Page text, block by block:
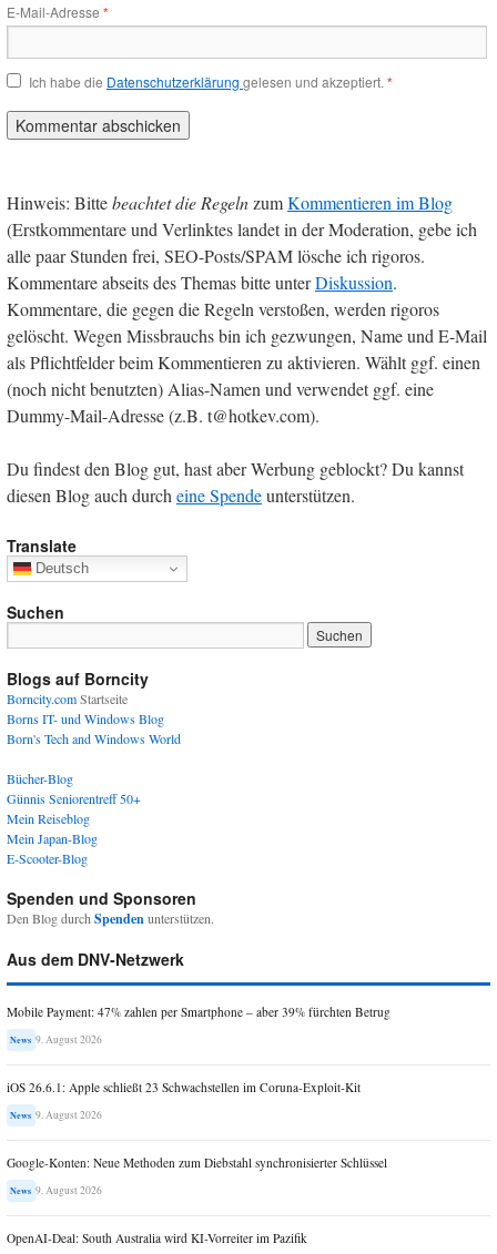
E-Mail-Adresse *
Ich habe die Datenschutzerklärung gelesen und akzeptiert. *
Hinweis: Bittebeachtet die RegelnzumKommentieren im Blog
(Erstkommentare und Verlinktes landet in der Moderation, gebe ich
alle paar Stunden frei, SEO-Posts/SPAM lösche ich rigoros.
Kommentare abseits des Themas bitte unterDiskussion.
Kommentare, die gegen die Regeln verstoßen, werden rigoros
gelöscht. Wegen Missbrauchs bin ich gezwungen, Name und E-Mail
als Pflichtfelder beim Kommentieren zu aktivieren. Wählt ggf. einen
(noch nicht benutzten) Alias-Namen und verwendet ggf. eine
Dummy-Mail-Adresse (z.B. t@hotkev.com).
Du findest den Blog gut, hast aber Werbung geblockt? Du kannst
diesen Blog auch durch eine Spendeunterstützen.
Translate
Deutsch
Suchen
Blogs auf Borncity
Borncity.comStartseite
Borns IT- und Windows Blog
Born's Tech and Windows World
Bücher-Blog
Günnis Seniorentreff 50+
Mein Reiseblog
Mein Japan-Blog
E-Scooter-Blog
Spenden und Sponsoren
Den Blog durch Spendenunterstützen.
Aus dem DNV-Netzwerk
Mobile Payment: 47% zahlen per Smartphone – aber 39% fürchten Betrug
News 9. August 2026
iOS 26.6.1: Apple schließt 23 Schwachstellen im Coruna-Exploit-Kit
News 9. August 2026
Google-Konten: Neue Methoden zum Diebstahl synchronisierter Schlüssel
News 9. August 2026
OpenAI-Deal: South Australia wird KI-Vorreiter im Pazifik